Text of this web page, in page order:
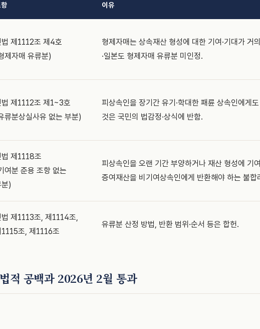
이유
법 제1112조 제4호
제자매 유류분)
형제자매는 상속재산 형성에 대한 기여·기대가 거
·일본도 형제자매 유류분 미인정.
법 제1112조 제1~3호
류분상실사유 없는 부분)
피상속인을 장기간 유기·학대한 패륜 상속인에게
것은 국민의 법감정·상식에 반함.
법 제1118조
여분 준용 조항 없는
)
피상속인을 오랜 기간 부양하거나 재산 형성에 기
증여재산을 비기여상속인에게 반환해야 하는 불합
법 제1113조, 제1114조,
1115조, 제1116조
유류분 산정 방법, 반환 범위·순서 등은 합헌.
적 공백과 2026년 2월 통과